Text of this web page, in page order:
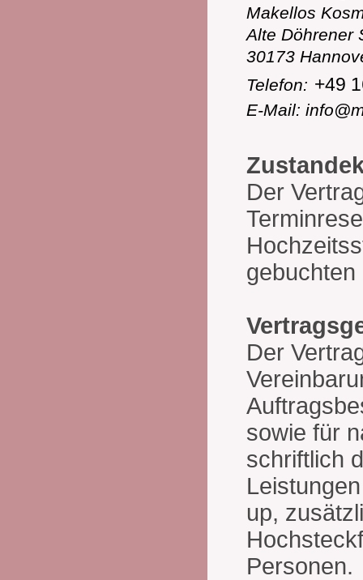
Makellos
Alte Döhrener
30173
Telefon: +49
E-Mail:
Der
Der
sowie für
schriftlich
up,
Personen.